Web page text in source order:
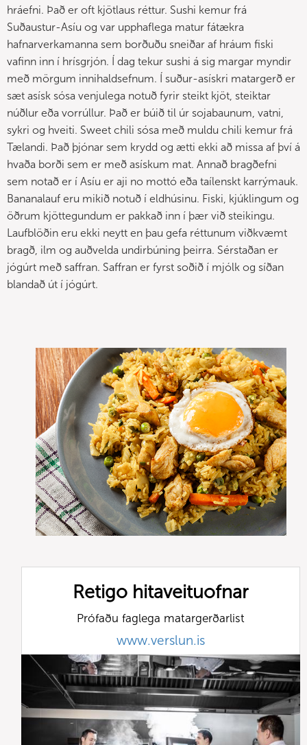
hráefni. Það er oft kjötlaus réttur. Sushi kemur frá
Suðaustur-Asíu og var upphaflega matur fátækra
hafnarverkamanna sem borðuðu sneiðar af hráum fiski
vafinn inn í hrísgrjón. Í dag tekur sushi á sig margar myndir
með mörgum innihaldsefnum. Í suður-asískri matargerð er
sæt asísk sósa venjulega notuð fyrir steikt kjöt, steiktar
núðlur eða vorrúllur. Það er búið til úr sojabaunum, vatni,
sykri og hveiti. Sweet chili sósa með muldu chili kemur frá
Tælandi. Það þjónar sem krydd og ætti ekki að missa af því á
hvaða borði sem er með asískum mat. Annað bragðefni
sem notað er í Asíu er aji no mottó eða taílenskt karrýmauk.
Bananalauf eru mikið notuð í eldhúsinu. Fiski, kjúklingum og
öðrum kjöttegundum er pakkað inn í þær við steikingu.
Laufblöðin eru ekki neytt en þau gefa réttunum viðkvæmt
bragð, ilm og auðvelda undirbúning þeirra. Sérstaðan er
jógúrt með saffran. Saffran er fyrst soðið í mjólk og síðan
blandað út í jógúrt.
Retigo hitaveituofnar
Prófaðu faglega matargerðarlist
www.verslun.is